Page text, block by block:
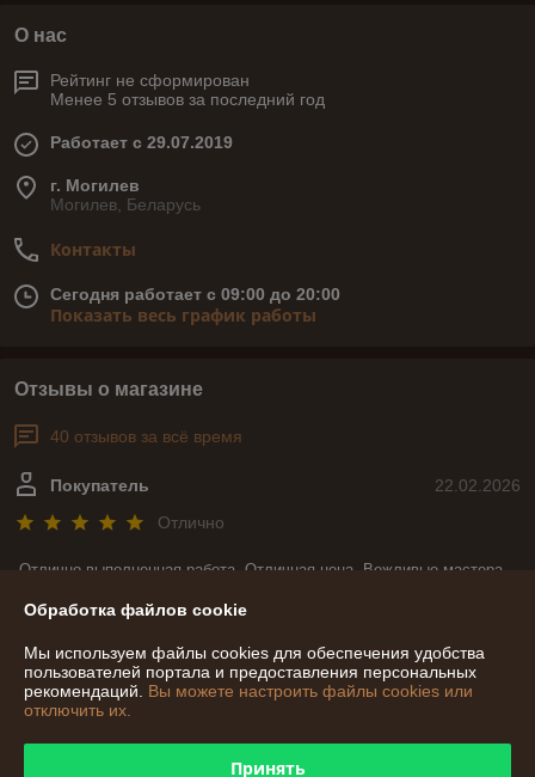
О нас
Рейтинг не сформирован
Менее 5 отзывов за последний год
Работает с 29.07.2019
г. Могилев
Могилев, Беларусь
Контакты
Сегодня работает с 09:00 до 20:00
Показать весь график работы
Отзывы о магазине
40 отзывов за всё время
22.02.2026
Покупатель
Отлично
Отлично выполненная работа. Отличная цена. Вежливые мастера.
были на связи и уточняли все детали. Большое спасибо за такую
Сделка подтверждена через корзину
Обработка файлов cookie
Мы используем файлы cookies для обеспечения удобства
пользователей портала и предоставления персональных
рекомендаций. Вы можете настроить файлы cookies или
отключить их.
Принять